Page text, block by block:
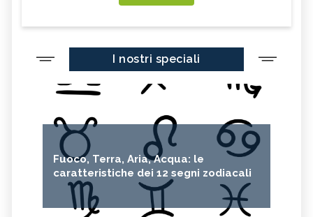
I nostri speciali
Fuoco, Terra, Aria, Acqua: le
caratteristiche dei 12 segni zodiacali